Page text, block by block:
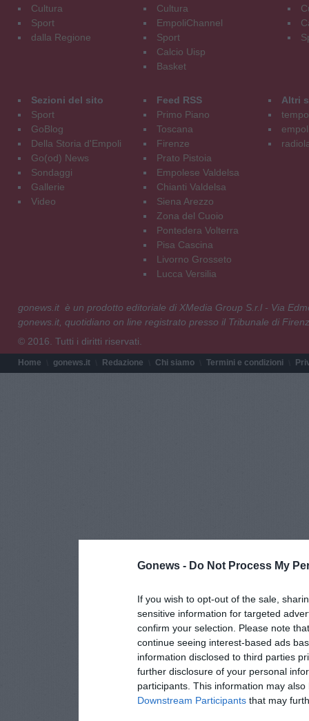
Gonews - Do Not Process My
If you wish to opt-out of the sale,
sensitive information for targeted
confirm your selection. Please note
continue seeing interest-based ads
information disclosed to third parties
further disclosure of your personal
participants. This information may
Downstream Participants that may
Cultura
Sport
dalla Regione
Cultura
EmpoliChannel
Sport
Calcio Uisp
Basket
Sezioni del sito
Sport
GoBlog
Della Storia d'Empoli
Go(od) News
Sondaggi
Gallerie
Video
Feed RSS
Primo Piano
Toscana
Firenze
Prato Pistoia
Empolese Valdelsa
Chianti Valdelsa
Siena Arezzo
Zona del Cuoio
Pontedera Volterra
Pisa Cascina
Livorno Grosseto
Lucca Versilia
Altri
gonews.it è un prodotto editoriale di XMedia Group S.r.l - Via
gonews.it, quotidiano on line registrato presso il Tribunale di
© 2016. Tutti i diritti riservati.
Home gonews.it Redazione Chi siamo Termini e condizioni